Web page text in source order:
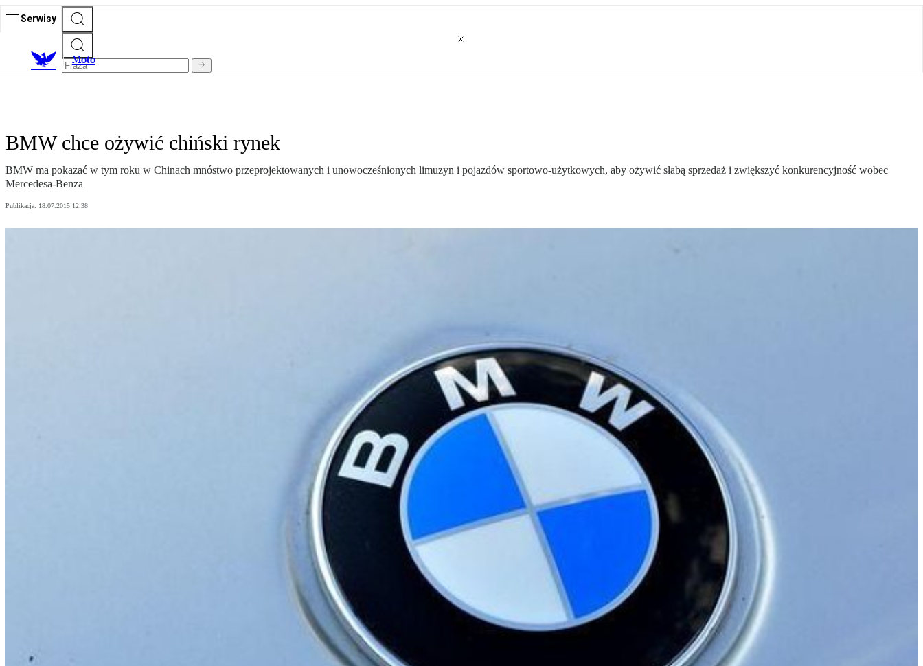
Serwisy
Moto
BMW chce ożywić chiński rynek
BMW ma pokazać w tym roku w Chinach mnóstwo przeprojektowanych i unowocześnionych limuzyn i pojazdów sportowo-użytkowych, aby ożywić słabą sprzedaż i zwiększyć konkurencyjność wobec
Mercedesa-Benza
Publikacja: 18.07.2015 12:38